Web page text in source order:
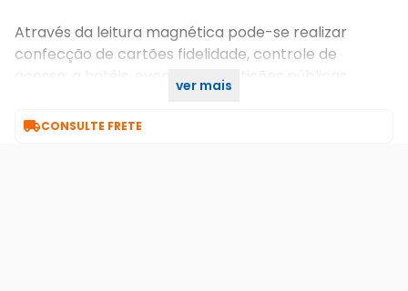
Através da leitura magnética pode-se realizar
confecção de cartões fidelidade, controle de
acesso: a hotéis, eventos, repartições públicas,
ver mais
CONSULTE FRETE